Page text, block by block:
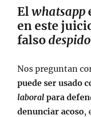
Elwhatsapp
en este
falso
Nos preguntan
puede ser usado
laboral para
denunciar acoso,